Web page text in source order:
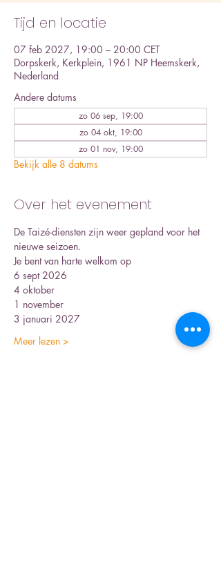
Tijd en locatie
07 feb 2027, 19:00 – 20:00 CET
Dorpskerk, Kerkplein, 1961 NP Heemskerk,
Nederland
Andere datums
zo 06 sep, 19:00
zo 04 okt, 19:00
zo 01 nov, 19:00
Bekijk alle 8 datums
Over het evenement
De Taizé-diensten zijn weer gepland voor het
nieuwe seizoen.
Je bent van harte welkom op
6 sept 2026
4 oktober
1 november
3 januari 2027
Meer lezen >